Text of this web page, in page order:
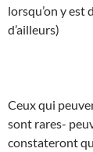
lorsqu’on y
d’ailleurs)
Ceux qui
sont rares-
constateront